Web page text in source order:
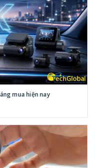
mua hiện nay